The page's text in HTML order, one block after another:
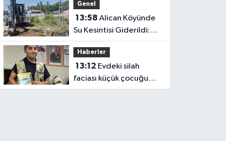
Genel
13:58
Su Kesintisi Giderildi:
Ekipler Anında
Müdahale Etti
Haberler
13:12
faciası küçük çocuğu
hayattan kopardı